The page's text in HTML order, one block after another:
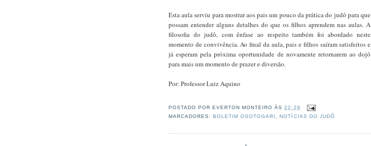
Esta aula serviu para mostrar aos pais um pouco da prática do judô para que
possam entender alguns detalhes do que os filhos aprendem nas aulas. A
filosofia do judô, com ênfase ao respeito também foi abordado neste
momento de convivência. Ao final da aula, pais e filhos saíram satisfeitos e
já esperam pela próxima oportunidade de novamente retornarem ao dojô
para mais um momento de prazer e diversão.
Por: Professor Luiz Aquino
POSTADO POR EVERTON MONTEIRO ÀS22:29
MARCADORES:BOLETIM OSOTOGARI ,NOTÍCIAS DO JUDÔ